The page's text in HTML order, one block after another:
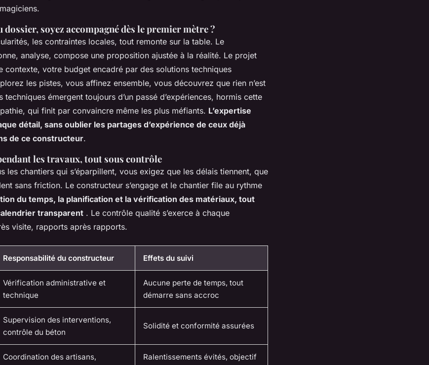
soyez accompagné dès le premier mètre ?
les contraintes locales, tout remonte sur la table. Le
analyse, compose une proposition ajustée à la réalité. Le projet
contexte, votre budget encadré par des solutions techniques
les pistes, vous affinez ensemble, vous découvrez que rien n’est
techniques émergent toujours d’un passé d’expériences, hormis cette
qui finit par convaincre même les plus méfiants. L’expertise
détail, sans oublier les partages d’expérience de ceux déjà
de ce constructeur.
les travaux, tout sous contrôle
les chantiers qui s’éparpillent, vous exigez que les délais tiennent, que
sans friction. Le constructeur s’engage et le chantier file au rythme
du temps, la planification et la vérification des matériaux, tout
transparent . Le contrôle qualité s’exerce à chaque
visite, rapports après rapports.
Responsabilité du constructeur Effets du suivi
Vérification administrative et
technique
Aucune perte de temps, tout
démarre sans accroc
Supervision des interventions,
contrôle du béton
Solidité et conformité assurées
Coordination des artisans,
Ralentissements évités, objectif